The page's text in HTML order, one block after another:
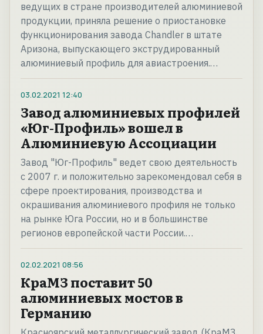
ведущих в стране производителей алюминиевой
продукции, приняла решение о приостановке
функционирования завода Chandler в штате
Аризона, выпускающего экструдированный
алюминиевый профиль для авиастроения.…
03.02.2021 12:40
Завод алюминиевых профилей
«Юг-Профиль» вошел в
Алюминиевую Ассоциации
Завод "Юг-Профиль" ведет свою деятельность
с 2007 г. и положительно зарекомендовал себя в
сфере проектирования, производства и
окрашивания алюминиевого профиля не только
на рынке Юга России, но и в большинстве
регионов европейской части России.…
02.02.2021 08:56
КраМЗ поставит 50
алюминиевых мостов в
Германию